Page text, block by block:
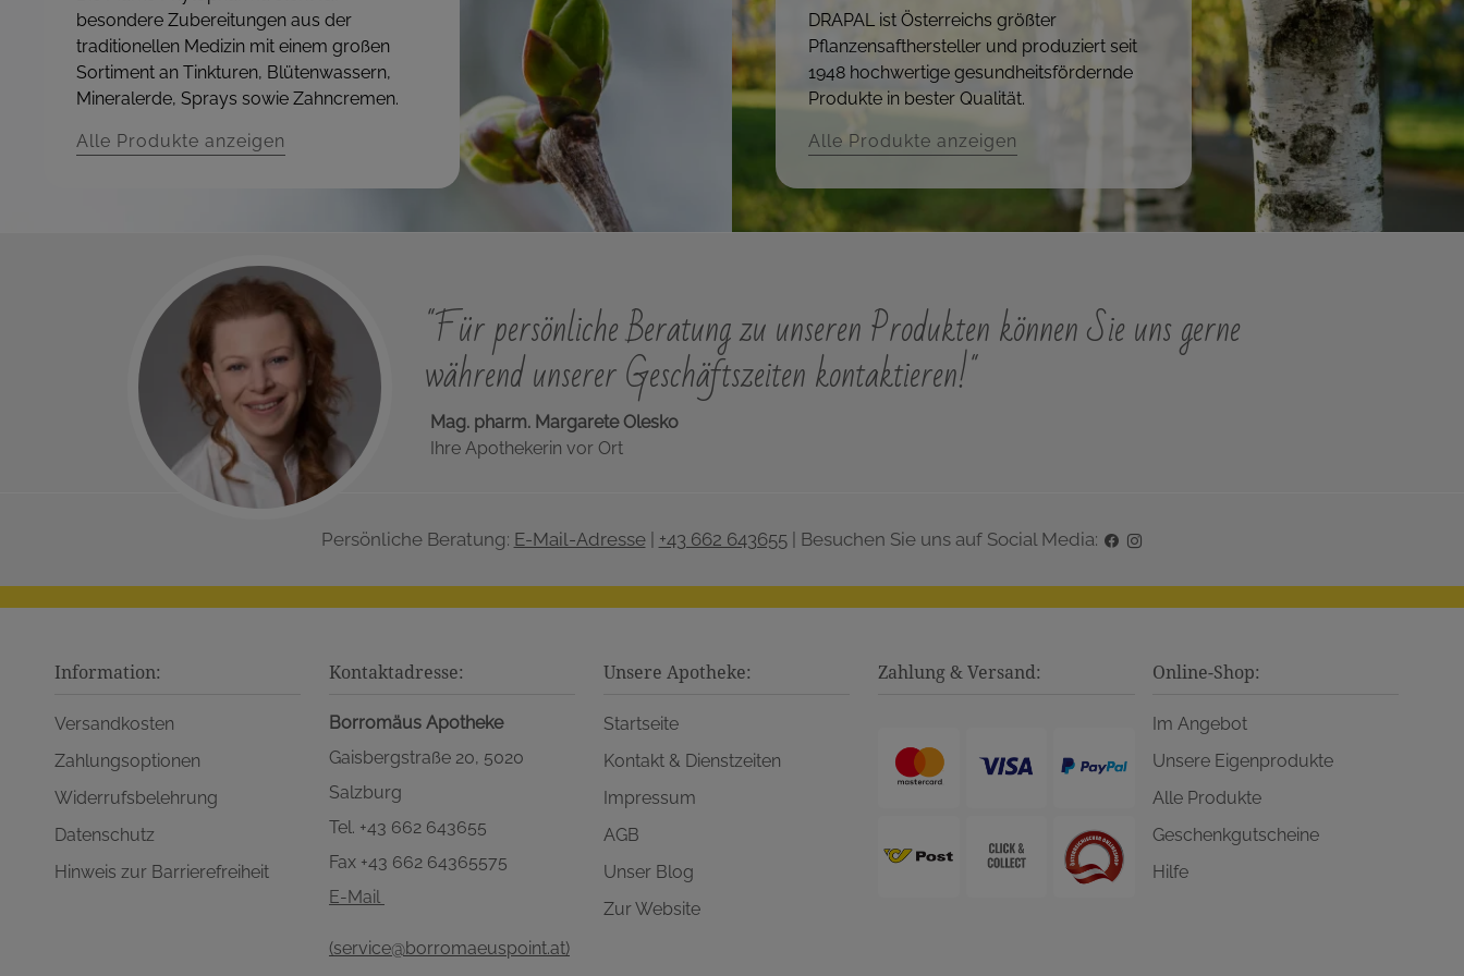
besondere Zubereitungen aus der
traditionellen Medizin mit einem großen
Sortiment an Tinkturen, Blütenwassern,
Mineralerde, Sprays sowie Zahncremen.
Alle Produkte anzeigen
DRAPAL ist Österreichs größter
Pflanzensafthersteller und produziert seit
1948 hochwertige gesundheitsfördernde
Produkte in bester Qualität.
Alle Produkte anzeigen
"Für persönliche Beratung zu unseren Produkten können Sie uns gerne
während unserer Geschäftszeiten kontaktieren!"
Mag. pharm. Margarete Olesko
Ihre Apothekerin vor Ort
Persönliche Beratung: E-Mail-Adresse| +43 662 643655| Besuchen Sie uns auf Social Media:
Information:
Versandkosten
Zahlungsoptionen
Widerrufsbelehrung
Datenschutz
Hinweis zur Barrierefreiheit
Kontaktadresse:
Borromäus Apotheke
Gaisbergstraße 20, 5020
Salzburg
Tel. +43 662 643655
Fax +43 662 64365575
E-Mail
(service@borromaeuspoint.at)
Unsere Apotheke:
Startseite
Kontakt & Dienstzeiten
Impressum
AGB
Unser Blog
Zur Website
Zahlung & Versand: Online-Shop:
Im Angebot
Unsere Eigenprodukte
Alle Produkte
Geschenkgutscheine
Hilfe